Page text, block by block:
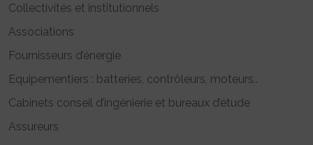
Collectivités et institutionnels
Associations
Fournisseurs d’énergie
Equipementiers : batteries, contrôleurs, moteurs..
Cabinets conseil d’ingénierie et bureaux d’étude
Assureurs